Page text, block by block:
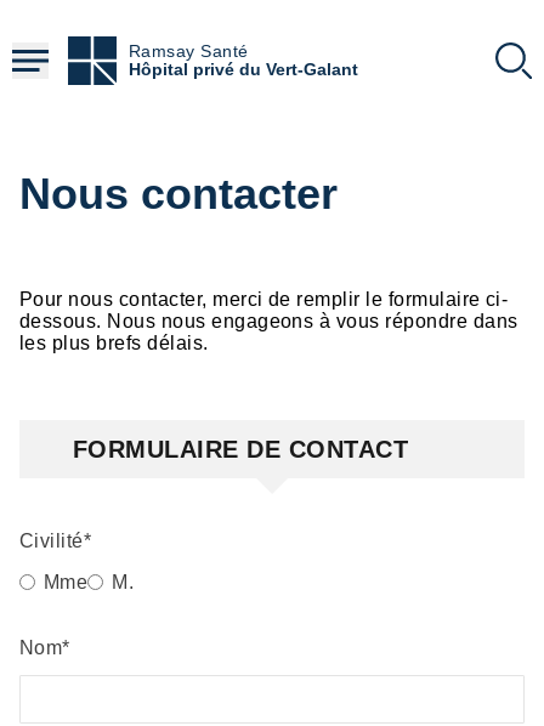
contenu
principal
Ramsay Santé
Hôpital privé du Vert-Galant
Nous contacter
Pour nous contacter, merci de remplir le formulaire ci-
dessous. Nous nous engageons à vous répondre dans
les plus brefs délais.
FORMULAIRE DE CONTACT
Civilité
Mme
M.
Nom